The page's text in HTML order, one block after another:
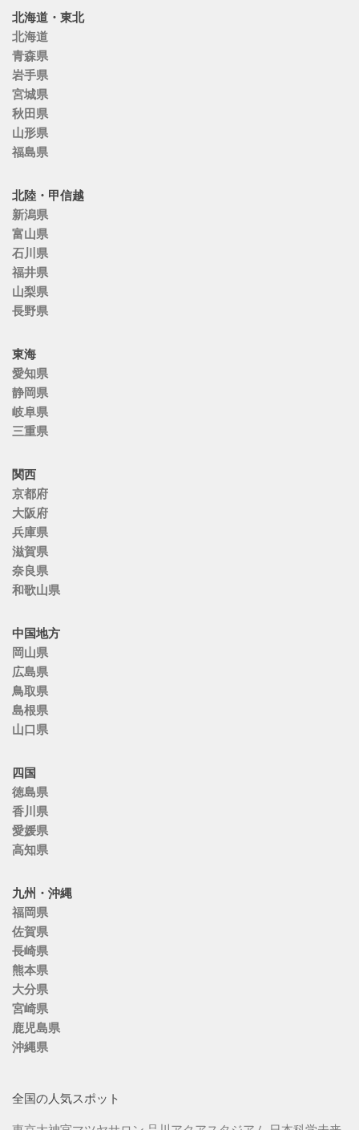
北海道・東北
北海道
青森県
岩手県
宮城県
秋田県
山形県
福島県
北陸・甲信越
新潟県
富山県
石川県
福井県
山梨県
長野県
東海
愛知県
静岡県
岐阜県
三重県
関西
京都府
大阪府
兵庫県
滋賀県
奈良県
和歌山県
中国地方
岡山県
広島県
鳥取県
島根県
山口県
四国
徳島県
香川県
愛媛県
高知県
九州・沖縄
福岡県
佐賀県
長崎県
熊本県
大分県
宮崎県
鹿児島県
沖縄県
全国の人気スポット